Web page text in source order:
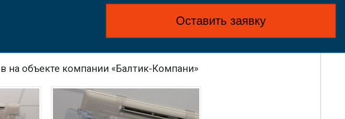
Оставить заявку
на объекте компании «Балтик-Компани»